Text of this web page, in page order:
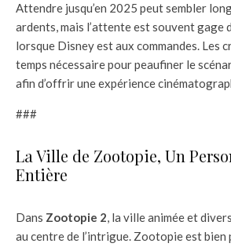
Attendre jusqu’en 2025 peut sembler
ardents, mais l’attente est souvent gage
lorsque Disney est aux commandes. Les
temps nécessaire pour peaufiner le
afin d’offrir une expérience
###
La Ville de Zootopie, Un
Entière
Dans Zootopie 2, la ville animée et
au centre de l’intrigue. Zootopie est bien